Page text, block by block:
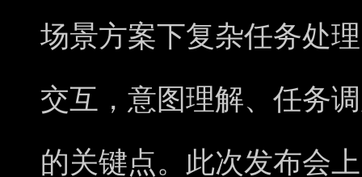
场景方案下复杂任务处
交互，意图理解、任务
的关键点。此次发布会